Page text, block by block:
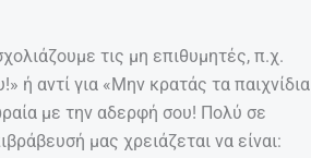
τις μη επιθυμητές, π.χ.
ή αντί για «Μην κρατάς τα παιχνίδια
με την αδερφή σου! Πολύ σε
μας χρειάζεται να είναι: